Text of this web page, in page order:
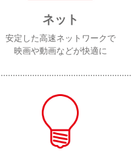
ネット
安定した高速ネットワークで
映画や動画などが快適に